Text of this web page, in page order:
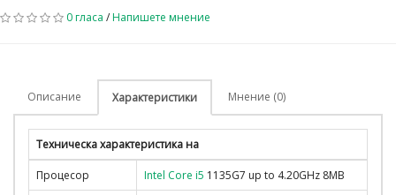
0 гласа /Напишете мнение
Описание Характеристики Мнение (0)
Техническа характеристика на
Процесор Intel Core i5 1135G7 up to 4.20GHz 8MB